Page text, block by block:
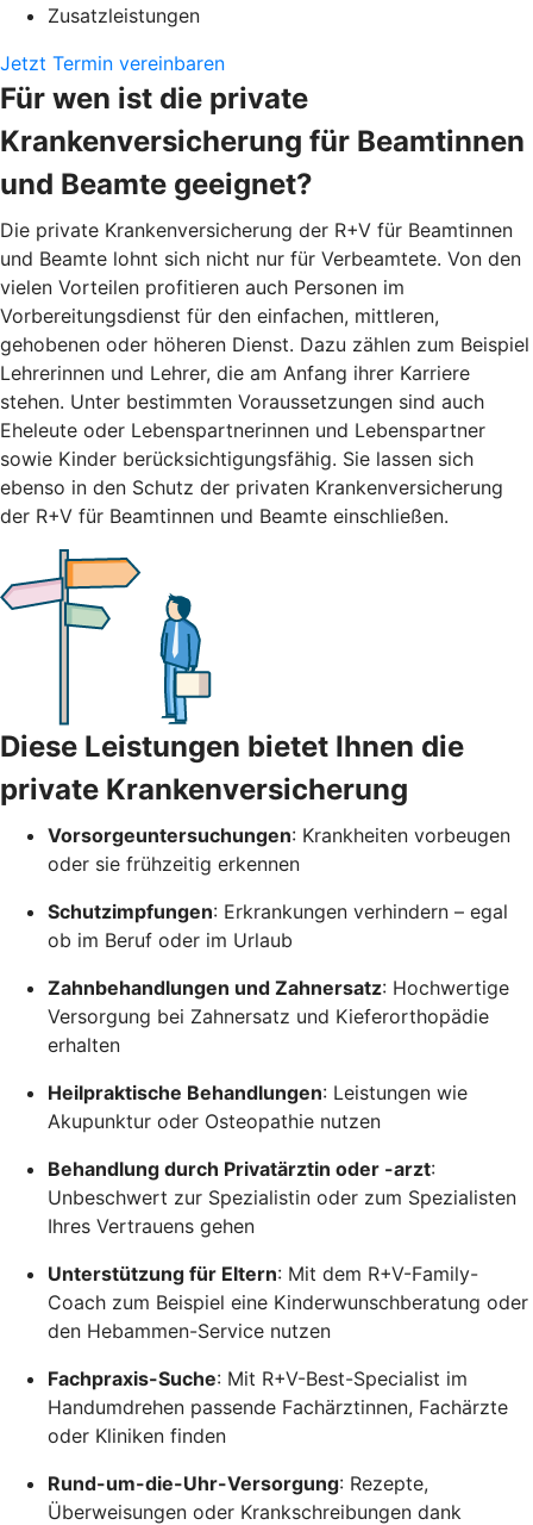
Zusatzleistungen
Jetzt Termin vereinbaren
Für wen ist die private
Krankenversicherung für Beamtinnen
und Beamte geeignet?
Die private Krankenversicherung der R+V für Beamtinnen
und Beamte lohnt sich nicht nur für Verbeamtete. Von den
vielen Vorteilen profitieren auch Personen im
Vorbereitungsdienst für den einfachen, mittleren,
gehobenen oder höheren Dienst. Dazu zählen zum Beispiel
Lehrerinnen und Lehrer, die am Anfang ihrer Karriere
stehen. Unter bestimmten Voraussetzungen sind auch
Eheleute oder Lebenspartnerinnen und Lebenspartner
sowie Kinder berücksichtigungsfähig. Sie lassen sich
ebenso in den Schutz der privaten Krankenversicherung
der R+V für Beamtinnen und Beamte einschließen.
Diese Leistungen bietet Ihnen die
private Krankenversicherung
Vorsorgeuntersuchungen: Krankheiten vorbeugen
oder sie frühzeitig erkennen
Schutzimpfungen: Erkrankungen verhindern – egal
ob im Beruf oder im Urlaub
Zahnbehandlungen und Zahnersatz: Hochwertige
Versorgung bei Zahnersatz und Kieferorthopädie
erhalten
Heilpraktische Behandlungen: Leistungen wie
Akupunktur oder Osteopathie nutzen
Behandlung durch Privatärztin oder -arzt:
Unbeschwert zur Spezialistin oder zum Spezialisten
Ihres Vertrauens gehen
Unterstützung für Eltern: Mit dem R+V-Family-
Coach zum Beispiel eine Kinderwunschberatung oder
den Hebammen-Service nutzen
Fachpraxis-Suche: Mit R+V-Best-Specialist im
Handumdrehen passende Fachärztinnen, Fachärzte
oder Kliniken finden
Rund-um-die-Uhr-Versorgung: Rezepte,
Überweisungen oder Krankschreibungen dank